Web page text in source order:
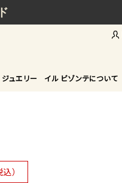
ュエリー イル ビゾンテについて
）